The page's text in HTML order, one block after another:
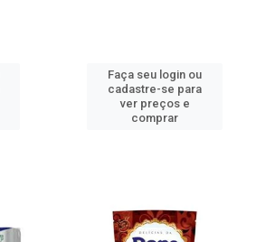
Faça seu login ou
cadastre-se para
ver preços e
comprar